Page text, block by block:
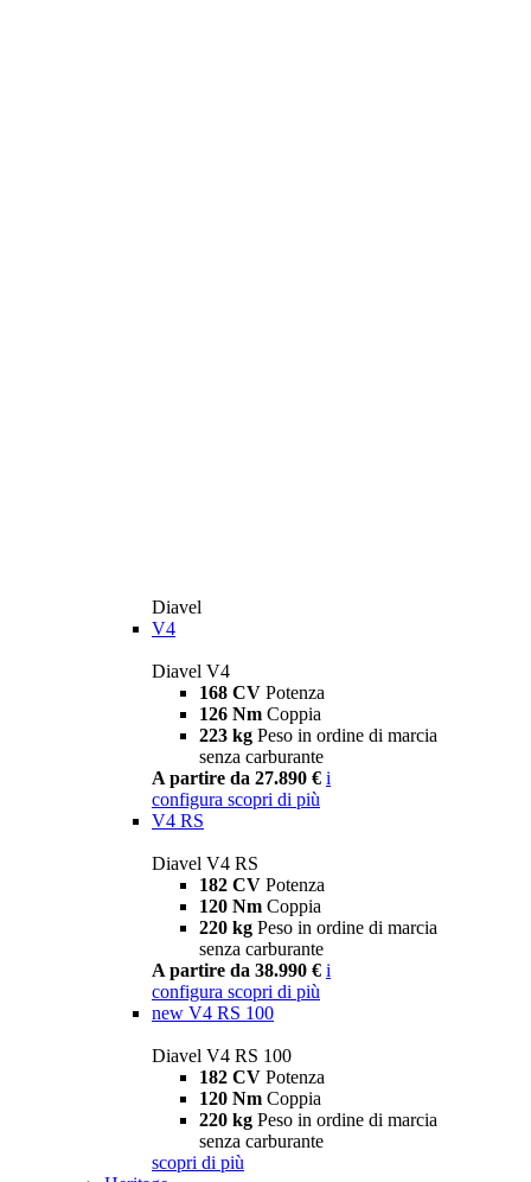
Diavel
V4
Diavel V4
168 CV Potenza
126 Nm Coppia
223 kg Peso in ordine di marcia
senza carburante
A partire da 27.890 € i
configura scopri di più
V4 RS
Diavel V4 RS
182 CV Potenza
120 Nm Coppia
220 kg Peso in ordine di marcia
senza carburante
A partire da 38.990 € i
configura scopri di più
new V4 RS 100
Diavel V4 RS 100
182 CV Potenza
120 Nm Coppia
220 kg Peso in ordine di marcia
senza carburante
scopri di più